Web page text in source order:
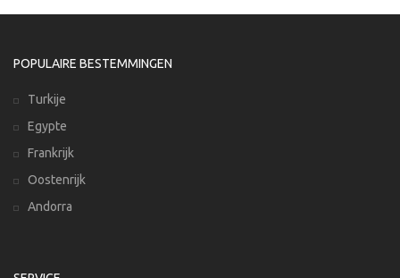
POPULAIRE BESTEMMINGEN
Turkije
Egypte
Frankrijk
Oostenrijk
Andorra